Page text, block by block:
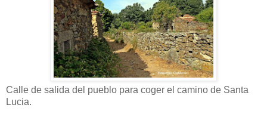
Calle de salida del pueblo para coger el camino de Santa
Lucia.